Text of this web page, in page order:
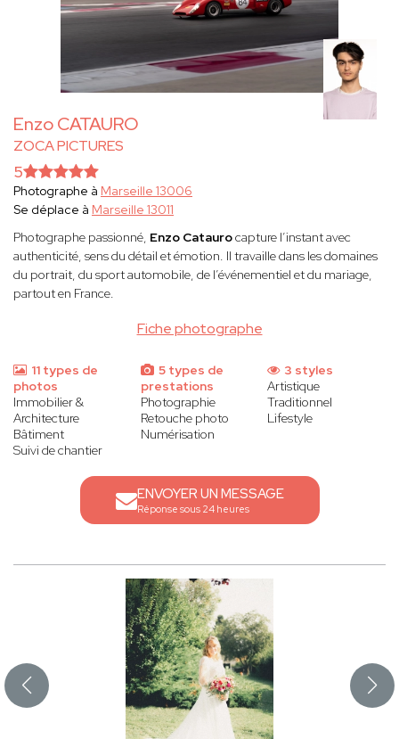
Enzo CATAURO
ZOCA PICTURES
Fiche photographe
5
Photographe à Marseille 13006
Se déplace à Marseille 13011
Photographe passionné, Enzo Cataurocapture l’instant avec
authenticité, sens du détail et émotion. Il travaille dans les domaines
du portrait, du sport automobile, de l’événementiel et du mariage,
partout en France.
11 types de
photos
Immobilier &
Architecture
Bâtiment
Suivi de chantier
5 types de
prestations
Photographie
Retouche photo
Numérisation
3 styles
Artistique
Traditionnel
Lifestyle
ENVOYER UN MESSAGE
Réponse sous 24 heures